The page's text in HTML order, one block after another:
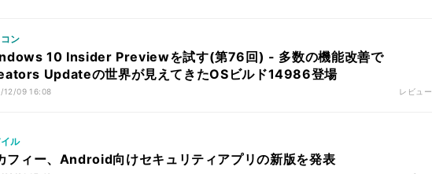
ン
10 Insider Previewを試す(第76回) - 多数の機能改善で
Updateの世界が見えてきたOSビルド14986登場
12/09 16:08 レビュー
ル
フィー、Android向けセキュリティアプリの新版を発表